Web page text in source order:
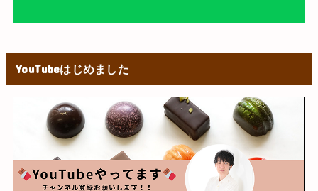
YouTubeはじめました